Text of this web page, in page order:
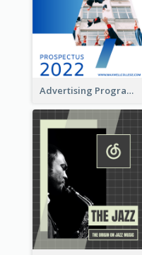
Advertising Program College Prospectus